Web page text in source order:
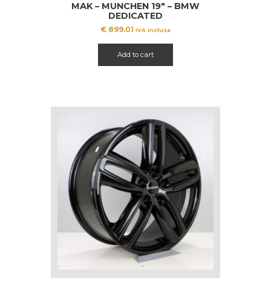
MAK – MUNCHEN 19″ – BMW
DEDICATED
€ 899.01 IVA inclusa
Add to cart